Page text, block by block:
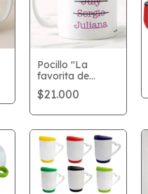
Pocillo "La
favorita de
mamá es"
$21.000